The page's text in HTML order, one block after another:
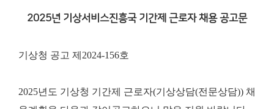
2025년 기상서비스진흥국 기간제 근로자 채용 공고문
기상청 공고 제2024-156호
2025년도 기상청 기간제 근로자(기상상담(전문상담)) 채